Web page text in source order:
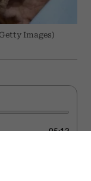
Images)
05:12